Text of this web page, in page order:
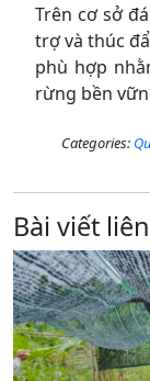
Trên cơ sở
trợ và thúc
phù hợp
rừng bền
Categories:
Bài viết